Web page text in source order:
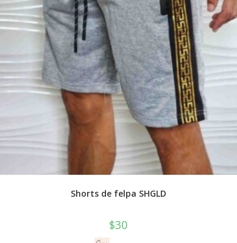
Shorts de felpa SHGLD
$30